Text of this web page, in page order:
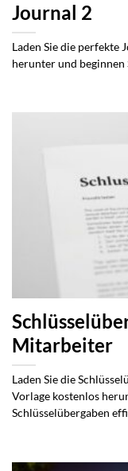
Journal 2
Laden Sie die perfekte
herunter und beginnen
Mitarbeiter
Laden Sie die
Vorlage kostenlos
Schlüsselübergaben